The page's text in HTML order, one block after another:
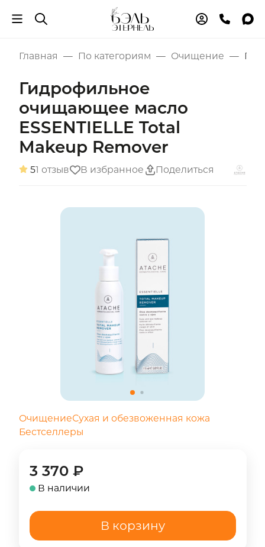
Главная По категориям Очищение
Гидрофильное
очищающее масло
ESSENTIELLE Total
Makeup Remover
51 отзыв В избранное Поделиться
ОчищениеСухая и обезвоженная кожа
Бестселлеры
3 370 ₽
В наличии
В корзину